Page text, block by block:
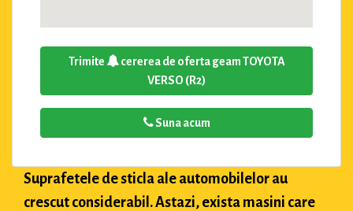
Trimite
cererea de oferta geam TOYOTA
VERSO (R2)
Suna acum
Suprafetele de sticla ale automobilelor au
crescut considerabil. Astazi, exista masini care